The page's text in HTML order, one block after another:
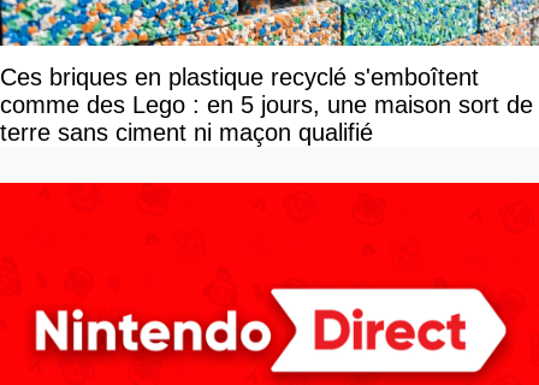
Ces briques en plastique recyclé s'emboîtent
comme des Lego : en 5 jours, une maison sort de
terre sans ciment ni maçon qualifié